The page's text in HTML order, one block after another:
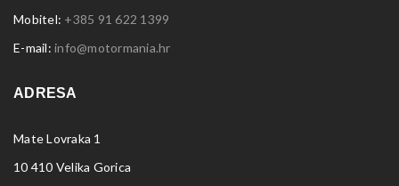
Mobitel: +385 91 622 1399
E-mail: info@motormania.hr
ADRESA
Mate Lovraka 1
10 410 Velika Gorica